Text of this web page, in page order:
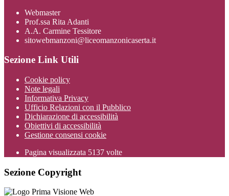
Webmaster
Prof.ssa Rita Adanti
A.A. Carmine Tessitore
sitowebmanzoni@liceomanzonicaserta.it
Sezione Link Utili
Cookie policy
Note legali
Informativa Privacy
Ufficio Relazioni con il Pubblico
Dichiarazione di accessibilità
Obiettivi di accessibilità
Gestione consensi cookie
Pagina visualizzata 5137 volte
Sezione Copyright